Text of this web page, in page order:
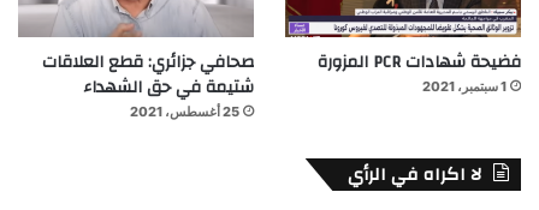
فضيحة شهادات PCR المزورة
1 سبتمبر، 2021
صحافي جزائري: قطع العلاقات
شتيمة في حق الشهداء
25 أغسطس، 2021
لا اكراه في الرأي